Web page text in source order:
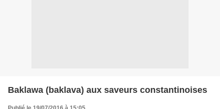
Baklawa (baklava) aux saveurs constantinoises